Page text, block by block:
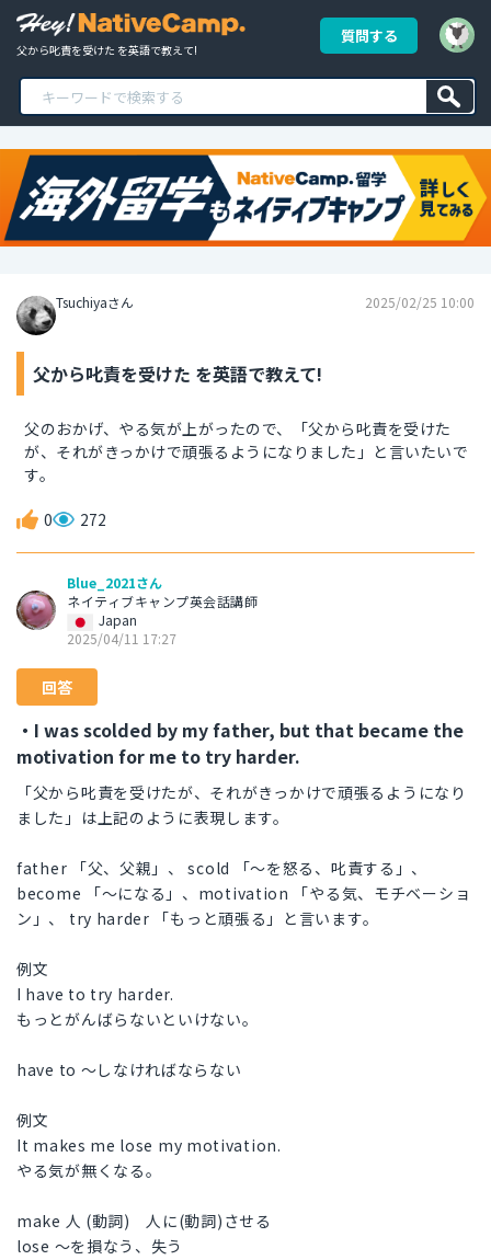
父から叱責を受けた を英語で教えて!
質問する
Tsuchiyaさん 2025/02/25 10:00
父から叱責を受けた を英語で教えて!
父のおかげ、やる気が上がったので、「父から叱責を受けた
が、それがきっかけで頑張るようになりました」と言いたいで
す。
0 272
Blue_2021さん
ネイティブキャンプ英会話講師
Japan
2025/04/11 17:27
回答
・I was scolded by my father, but that became the
motivation for me to try harder.
「父から叱責を受けたが、それがきっかけで頑張るようになり
ました」は上記のように表現します。
father 「父、父親」、 scold 「～を怒る、叱責する」、
become 「～になる」、motivation 「やる気、モチベーショ
ン」、 try harder 「もっと頑張る」と言います。
例文
I have to try harder.
もっとがんばらないといけない。
have to ～しなければならない
例文
It makes me lose my motivation.
やる気が無くなる。
make 人 (動詞) 人に(動詞)させる
lose ～を損なう、失う